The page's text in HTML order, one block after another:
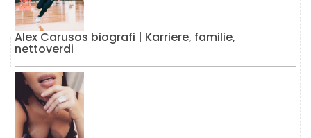
Alex Carusos biografi | Karriere, familie,
nettoverdi